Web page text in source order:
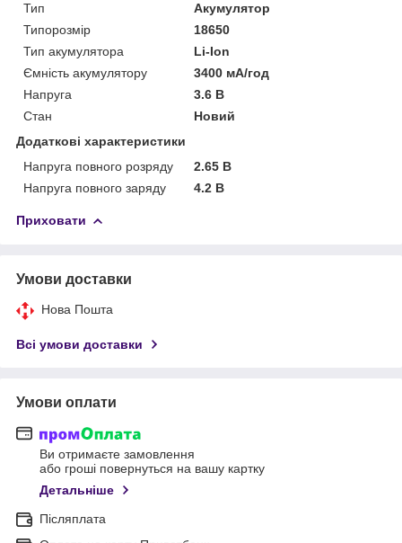
Тип
Акумулятор
Типорозмір
18650
Тип акумулятора
Li-Ion
Ємність акумулятору
3400 мА/год
Напруга
3.6 В
Стан
Новий
Додаткові характеристики
Напруга повного розряду
2.65 В
Напруга повного заряду
4.2 В
Приховати
Умови доставки
Нова Пошта
Всі умови доставки
Умови оплати
Ви отримаєте замовлення
або гроші повернуться на вашу картку
Детальніше
Післяплата